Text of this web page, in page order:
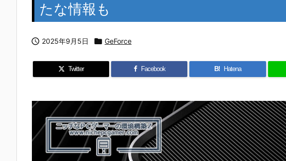
たな情報も
 2025年9月5日  GeForce
Twitter Facebook B! Hatena